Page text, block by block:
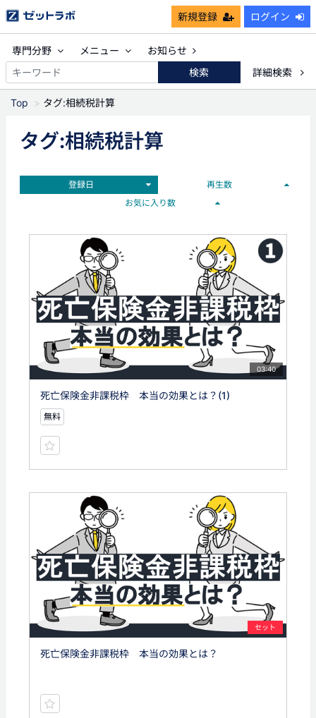
新規登録 ログイン
専門分野 メニュー
お知らせ
検索
詳細検索
Top タグ:相続税計算
タグ:相続税計算
登録日
再生数
お気に入り数
03:40
死亡保険金非課税枠 本当の効果とは？(1)
無料
セット
死亡保険金非課税枠 本当の効果とは？